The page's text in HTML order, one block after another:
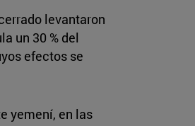
levantaron
un 30 % del
efectos se
yemení, en las